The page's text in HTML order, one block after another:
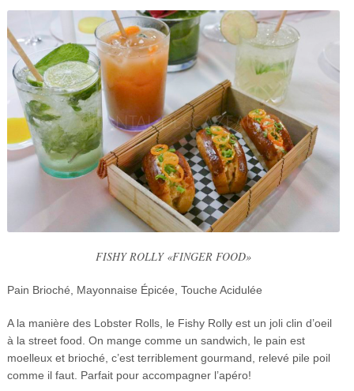
FISHY ROLLY «FINGER FOOD»
Pain Brioché, Mayonnaise Épicée, Touche Acidulée
A la manière des Lobster Rolls, le Fishy Rolly est un joli clin d’oeil
à la street food. On mange comme un sandwich, le pain est
moelleux et brioché, c’est terriblement gourmand, relevé pile poil
comme il faut. Parfait pour accompagner l’apéro!